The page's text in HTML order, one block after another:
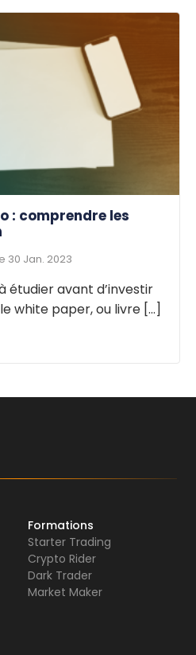
: comprendre les
30 Jan. 2023
étudier avant d’investir
white paper, ou livre [...]
Formations
Starter Trading
Crypto Rider
Dark Trader
Market Maker